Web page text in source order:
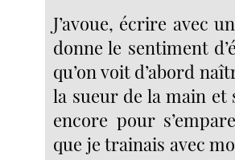
J’avoue, écrire avec
donne le sentiment
qu’on voit d’abord
la sueur de la main et
encore pour
que je trainais avec